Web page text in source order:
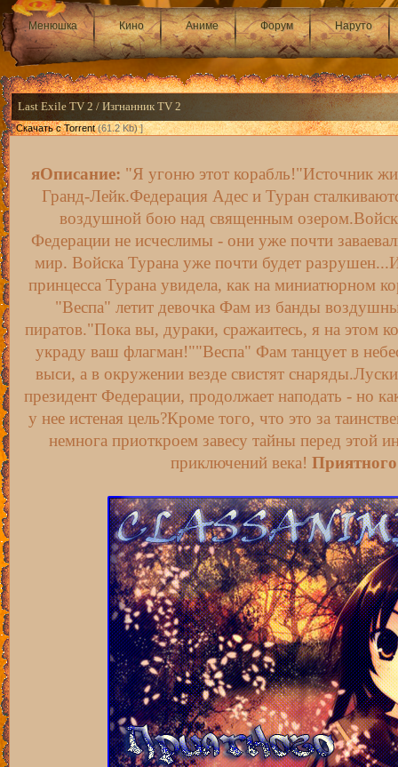
Менюшка Кино Аниме Форум Наруто
Last Exile TV 2 / Изгнанник TV 2
[Скачать с Torrent(61.2 Kb) ]
яОписание: "Я угоню этот корабль!"Источник
Гранд-Лейк.Федерация Адес и Туран
воздушной бою над священным
Федерации не исчеслимы - они уже почти
мир. Войска Турана уже почти будет
принцесса Турана увидела, как на миниатюрном
"Веспа" летит девочка Фам из банды
пиратов."Пока вы, дураки, сражаитесь, я на этом
украду ваш флагман!""Веспа" Фам танцует в
выси, а в окружении везде свистят
президент Федерации, продолжает наподать - но
у нее истеная цель?Кроме того, что это за
немнога приоткроем завесу тайны перед этой
приключений века!